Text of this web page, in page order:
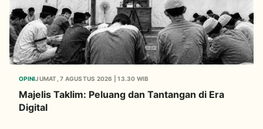
OPINIJUMAT, 7 AGUSTUS 2026 | 13.30 WIB
Majelis Taklim: Peluang dan Tantangan di Era
Digital